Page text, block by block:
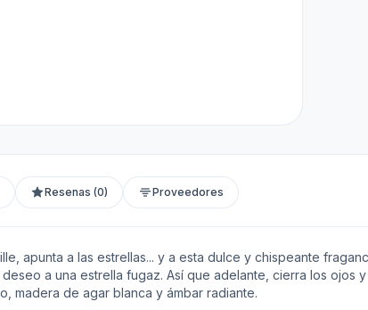
Resenas (0) Proveedores
apunta a las estrellas... y a esta dulce y chispeante
a una estrella fugaz. Así que adelante, cierra los ojos
madera de agar blanca y ámbar radiante.